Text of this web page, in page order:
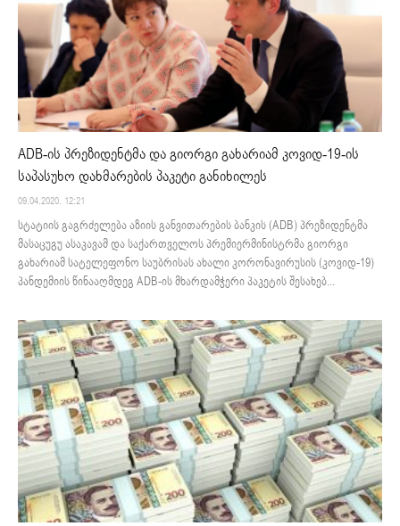
ADB-ის პრეზიდენტმა და გიორგი გახარიამ კოვიდ-19-ის
საპასუხო დახმარების პაკეტი განიხილეს
09.04.2020. 12:21
სტატიის გაგრძელება აზიის განვითარების ბანკის (ADB) პრეზიდენტმა
მასაცუგუ ასაკავამ და საქართველოს პრემიერმინისტრმა გიორგი
გახარიამ სატელეფონო საუბრისას ახალი კორონავირუსის (კოვიდ-19)
პანდემიის წინააღმდეგ ADB-ის მხარდამჭერი პაკეტის შესახებ...